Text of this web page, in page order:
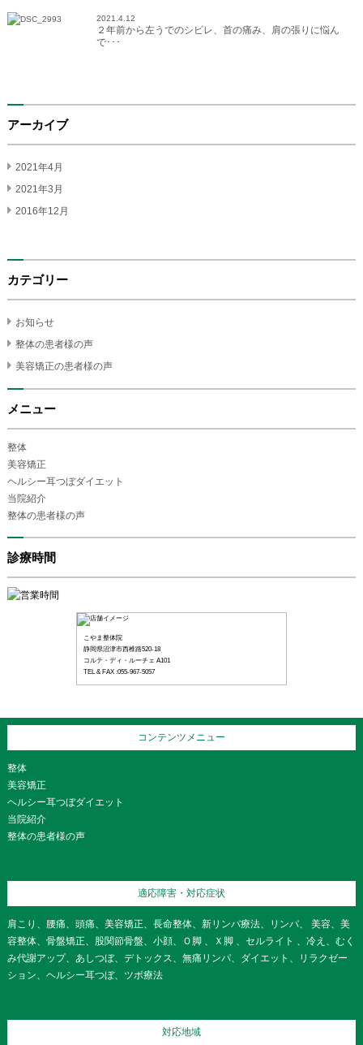
2021.4.12
２年前から左うでのシビレ、首の痛み、肩の張りに悩ん
で･･･
アーカイブ
2021年4月
2021年3月
2016年12月
カテゴリー
お知らせ
整体の患者様の声
美容矯正の患者様の声
メニュー
整体
美容矯正
ヘルシー耳つぼダイエット
当院紹介
整体の患者様の声
診療時間
こやま整体院
静岡県沼津市西椎路520-18
コルテ・ディ・ルーチェ A101
TEL & FAX :055-967-5057
コンテンツメニュー
整体
美容矯正
ヘルシー耳つぼダイエット
当院紹介
整体の患者様の声
適応障害・対応症状
肩こり、腰痛、頭痛、美容矯正、長命整体、新リンパ療法、リンパ、 美容、美
容整体、骨盤矯正、股関節骨盤、小顔、Ｏ脚 、Ｘ脚 、セルライト 、冷え、むく
み代謝アップ、あしつぼ、デトックス、無痛リンパ、ダイエット、リラクゼー
ション、ヘルシー耳つぼ、ツボ療法
対応地域